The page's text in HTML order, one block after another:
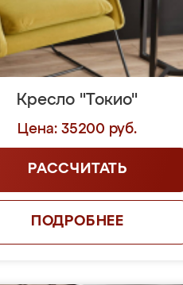
Кресло "Токио"
Цена: 35200 руб.
РАССЧИТАТЬ
ПОДРОБНЕЕ